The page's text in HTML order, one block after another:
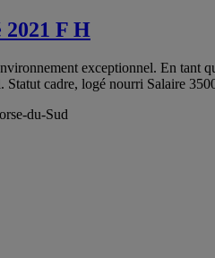
F H
exceptionnel. En tant
Statut cadre, logé nourri Salaire
du-Sud